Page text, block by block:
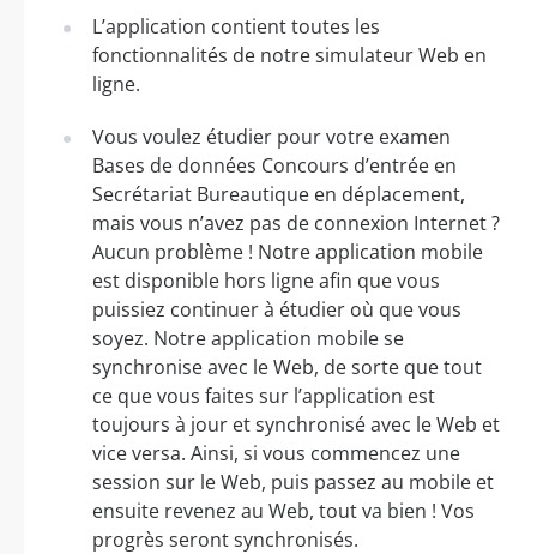
L’application contient toutes les
fonctionnalités de notre simulateur Web en
ligne.
Vous voulez étudier pour votre examen
Bases de données Concours d’entrée en
Secrétariat Bureautique en déplacement,
mais vous n’avez pas de connexion Internet ?
Aucun problème ! Notre application mobile
est disponible hors ligne afin que vous
puissiez continuer à étudier où que vous
soyez. Notre application mobile se
synchronise avec le Web, de sorte que tout
ce que vous faites sur l’application est
toujours à jour et synchronisé avec le Web et
vice versa. Ainsi, si vous commencez une
session sur le Web, puis passez au mobile et
ensuite revenez au Web, tout va bien ! Vos
progrès seront synchronisés.